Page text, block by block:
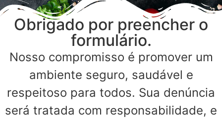
Obrigado por preencher o
formulário.
Nosso compromisso é promover um
ambiente seguro, saudável e
respeitoso para todos. Sua denúncia
será tratada com responsabilidade, e